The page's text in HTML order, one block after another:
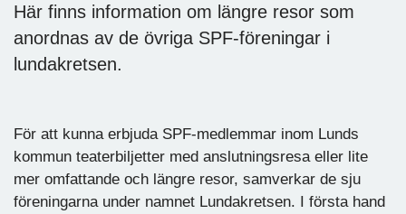
Här finns information om längre resor som
anordnas av de övriga SPF-föreningar i
lundakretsen.
För att kunna erbjuda SPF-medlemmar inom Lunds
kommun teaterbiljetter med anslutningsresa eller lite
mer omfattande och längre resor, samverkar de sju
föreningarna under namnet Lundakretsen. I första hand